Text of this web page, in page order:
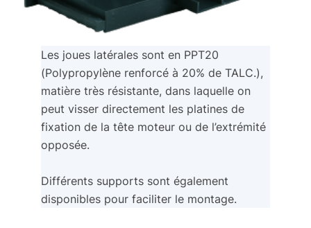
Les joues latérales sont en PPT20
(Polypropylène renforcé à 20% de TALC.),
matière très résistante, dans laquelle on
peut visser directement les platines de
fixation de la tête moteur ou de l’extrémité
opposée.
Différents supports sont également
disponibles pour faciliter le montage.